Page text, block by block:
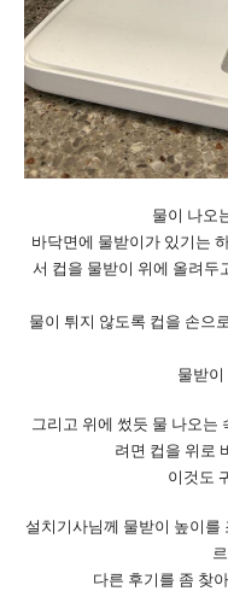
물이 나오
바닥면에 물받이가 있기는
서 컵을 물받이 위에 올려두
물이 튀지 않도록 컵을 손으
물받
그리고 위에 썼듯 물 나오는
려면 컵을 위로
이것도
설치기사님께 물받이 높이를
다른 후기를 좀 찾